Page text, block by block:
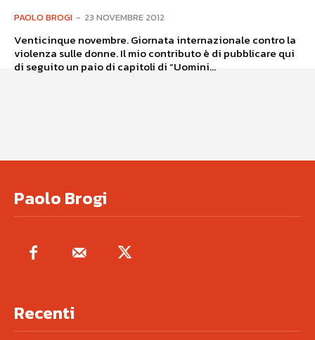
PAOLO BROGI - 23 NOVEMBRE 2012
Venticinque novembre. Giornata internazionale contro la
violenza sulle donne. Il mio contributo è di pubblicare qui
di seguito un paio di capitoli di “Uomini...
Paolo Brogi
Recenti